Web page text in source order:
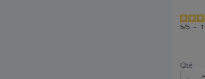
5/5 - 1
Qté